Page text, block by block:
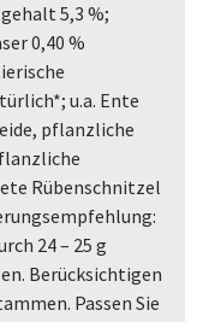
5,3 %;
0,40 %
u.a. Ente
pflanzliche
Rübenschnitzel
24 – 25 g
Berücksichtigen
Passen Sie